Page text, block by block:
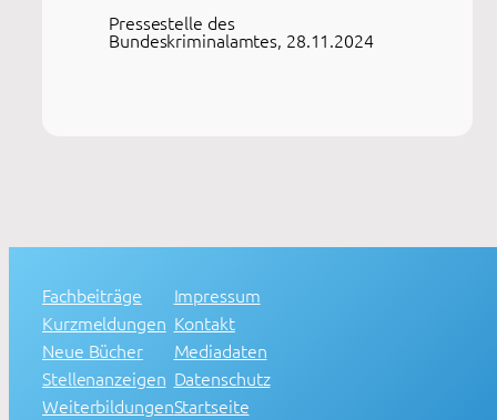
Pressestelle des
Bundeskriminalamtes, 28.11.2024
Fachbeiträge
Kurzmeldungen
Neue Bücher
Stellenanzeigen
Weiterbildungen
Impressum
Kontakt
Mediadaten
Datenschutz
Startseite